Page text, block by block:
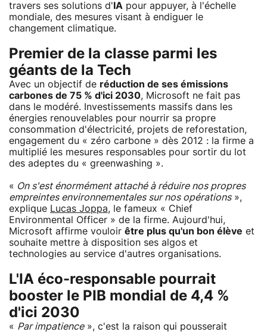
travers ses solutions d' IA pour appuyer, à l'échelle
mondiale, des mesures visant à endiguer le
changement climatique.
Premier de la classe parmi les
géants de la Tech
Avec un objectif de réduction de ses émissions
carbones de 75 % d'ici 2030, Microsoft ne fait pas
dans le modéré. Investissements massifs dans les
énergies renouvelables pour nourrir sa propre
consommation d'électricité, projets de reforestation,
engagement du « zéro carbone » dès 2012 : la firme a
multiplié les mesures responsables pour sortir du lot
des adeptes du « greenwashing ».
« On s'est énormément attaché à réduire nos propres
empreintes environnementales sur nos opérations»,
explique Lucas Joppa, le fameux « Chief
Environmental Officer » de la firme. Aujourd'hui,
Microsoft affirme vouloir être plus qu'un bon élève et
souhaite mettre à disposition ses algos et
technologies au service d'autres organisations.
L'IA éco-responsable pourrait
booster le PIB mondial de 4,4 %
d'ici 2030
« Par impatience», c'est la raison qui pousserait